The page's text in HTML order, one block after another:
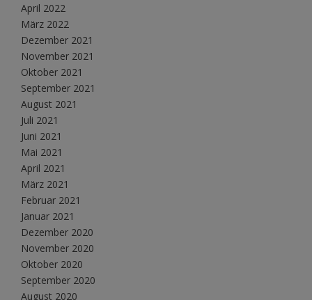
April 2022
März 2022
Dezember 2021
November 2021
Oktober 2021
September 2021
August 2021
Juli 2021
Juni 2021
Mai 2021
April 2021
März 2021
Februar 2021
Januar 2021
Dezember 2020
November 2020
Oktober 2020
September 2020
August 2020